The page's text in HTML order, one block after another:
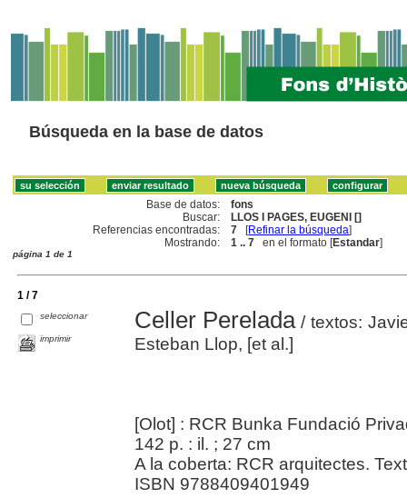
Búsqueda en la base de datos
Base de datos:
fons
Buscar:
LLOS I PAGES, EUGENI []
Referencias encontradas:
7 [Refinar la búsqueda]
Mostrando:
1 .. 7 en el formato [Estandar]
página 1 de 1
1 / 7
seleccionar
imprimir
Celler Perelada/ textos:
Esteban Llop, [et al.]
[Olot] : RCR Bunka Fundació
142 p. : il. ; 27 cm
A la coberta: RCR arquitectes.
ISBN 9788409401949